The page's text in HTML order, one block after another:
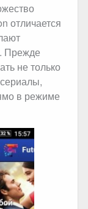
отличается
Прежде
не только
в режиме